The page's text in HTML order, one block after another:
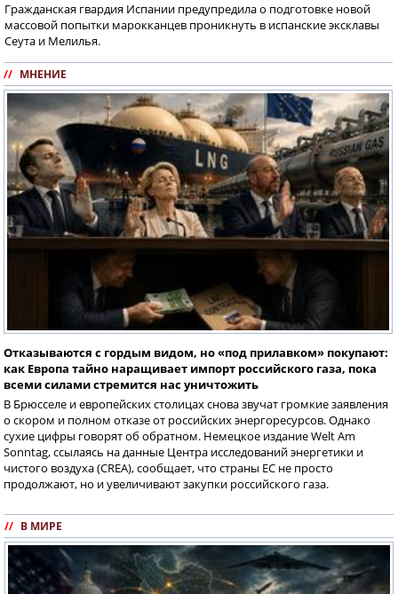
Гражданская гвардия Испании предупредила о подготовке новой
массовой попытки марокканцев проникнуть в испанские эксклавы
Сеута и Мелилья.
// МНЕНИЕ
Отказываются с гордым видом, но «под прилавком» покупают:
как Европа тайно наращивает импорт российского газа, пока
всеми силами стремится нас уничтожить
В Брюсселе и европейских столицах снова звучат громкие заявления
о скором и полном отказе от российских энергоресурсов. Однако
сухие цифры говорят об обратном. Немецкое издание Welt Am
Sonntag, ссылаясь на данные Центра исследований энергетики и
чистого воздуха (CREA), сообщает, что страны ЕС не просто
продолжают, но и увеличивают закупки российского газа.
// В МИРЕ